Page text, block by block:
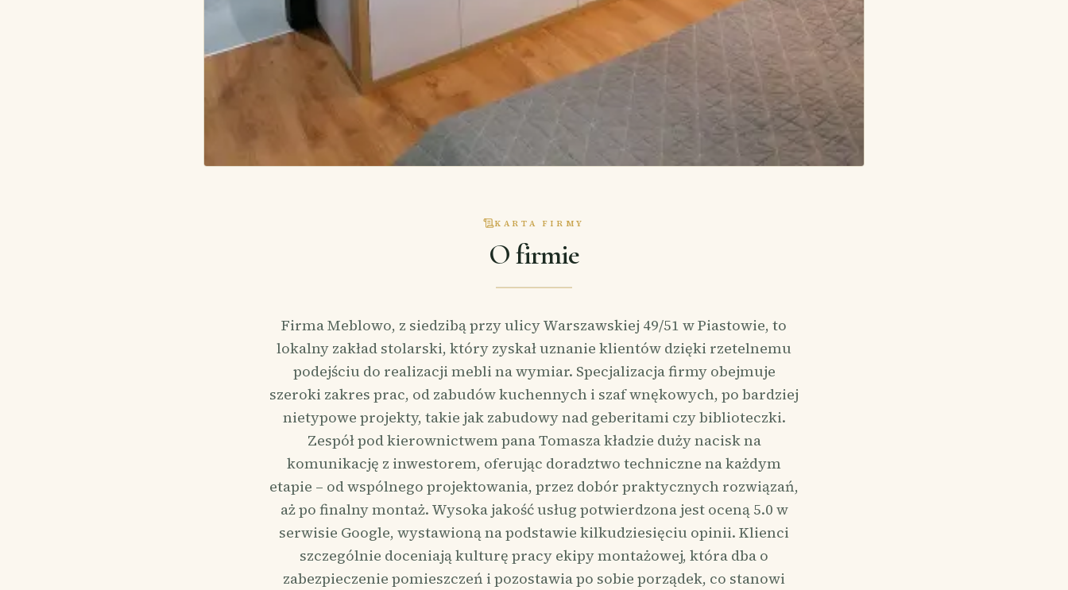
KARTA FIRMY
O firmie
Firma Meblowo, z siedzibą przy ulicy Warszawskiej 49/51 w Piastowie, to
lokalny zakład stolarski, który zyskał uznanie klientów dzięki rzetelnemu
podejściu do realizacji mebli na wymiar. Specjalizacja firmy obejmuje
szeroki zakres prac, od zabudów kuchennych i szaf wnękowych, po bardziej
nietypowe projekty, takie jak zabudowy nad geberitami czy biblioteczki.
Zespół pod kierownictwem pana Tomasza kładzie duży nacisk na
komunikację z inwestorem, oferując doradztwo techniczne na każdym
etapie – od wspólnego projektowania, przez dobór praktycznych rozwiązań,
aż po finalny montaż. Wysoka jakość usług potwierdzona jest oceną 5.0 w
serwisie Google, wystawioną na podstawie kilkudziesięciu opinii. Klienci
szczególnie doceniają kulturę pracy ekipy montażowej, która dba o
zabezpieczenie pomieszczeń i pozostawia po sobie porządek, co stanowi